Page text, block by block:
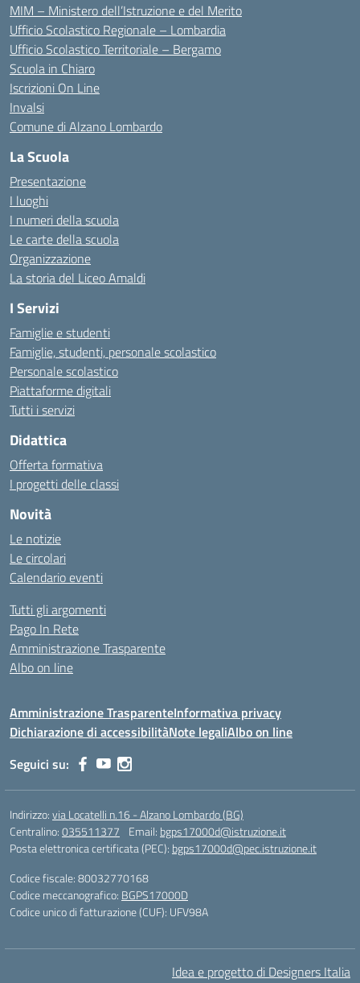
MIM – Ministero dell’Istruzione e del Merito
Ufficio Scolastico Regionale – Lombardia
Ufficio Scolastico Territoriale – Bergamo
Scuola in Chiaro
Iscrizioni On Line
Invalsi
Comune di Alzano Lombardo
La Scuola
Presentazione
I luoghi
I numeri della scuola
Le carte della scuola
Organizzazione
La storia del Liceo Amaldi
I Servizi
Famiglie e studenti
Famiglie, studenti, personale scolastico
Personale scolastico
Piattaforme digitali
Tutti i servizi
Didattica
Offerta formativa
I progetti delle classi
Novità
Le notizie
Le circolari
Calendario eventi
Tutti gli argomenti
Pago In Rete
Amministrazione Trasparente
Albo on line
Amministrazione TrasparenteInformativa privacy
Dichiarazione di accessibilitàNote legaliAlbo on line
Seguici su:
Indirizzo:via Locatelli n.16 - Alzano Lombardo (BG)
Centralino:035511377 Email: bgps17000d@istruzione.it
Posta elettronica certificata (PEC): bgps17000d@pec.istruzione.it
Codice fiscale: 80032770168
Codice meccanografico: BGPS17000D
Codice unico di fatturazione (CUF): UFV98A
Idea e progetto di Designers Italia